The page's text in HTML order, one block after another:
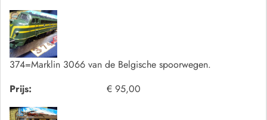
374=Marklin 3066 van de Belgische spoorwegen.
Prijs:
€ 95,00